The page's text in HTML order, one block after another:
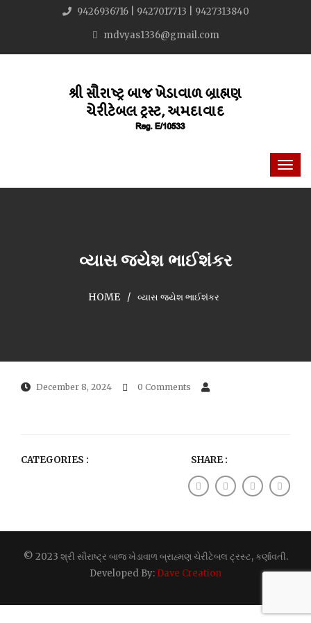
9426936716 | 9427017713 | 9427313840
mdvyas1336@gmail.com
વ્યાસ જયેશ ભાઈશંકર
HOME વ્યાસ જયેશ ભાઈશંકર
December 8, 2024 0 Comments
CATEGORIES : SHARE :
© 2023 શ્રી સૌરાષ્ટ્ર બાજ ખેડાવાળ બ્રાહ્મણ ચેરીટેબલ ટ્રસ્ટ, કર્ણાવતી.
Developed By: Dave Creation